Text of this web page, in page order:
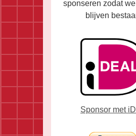
sponseren zodat
blijven
Sponsor met